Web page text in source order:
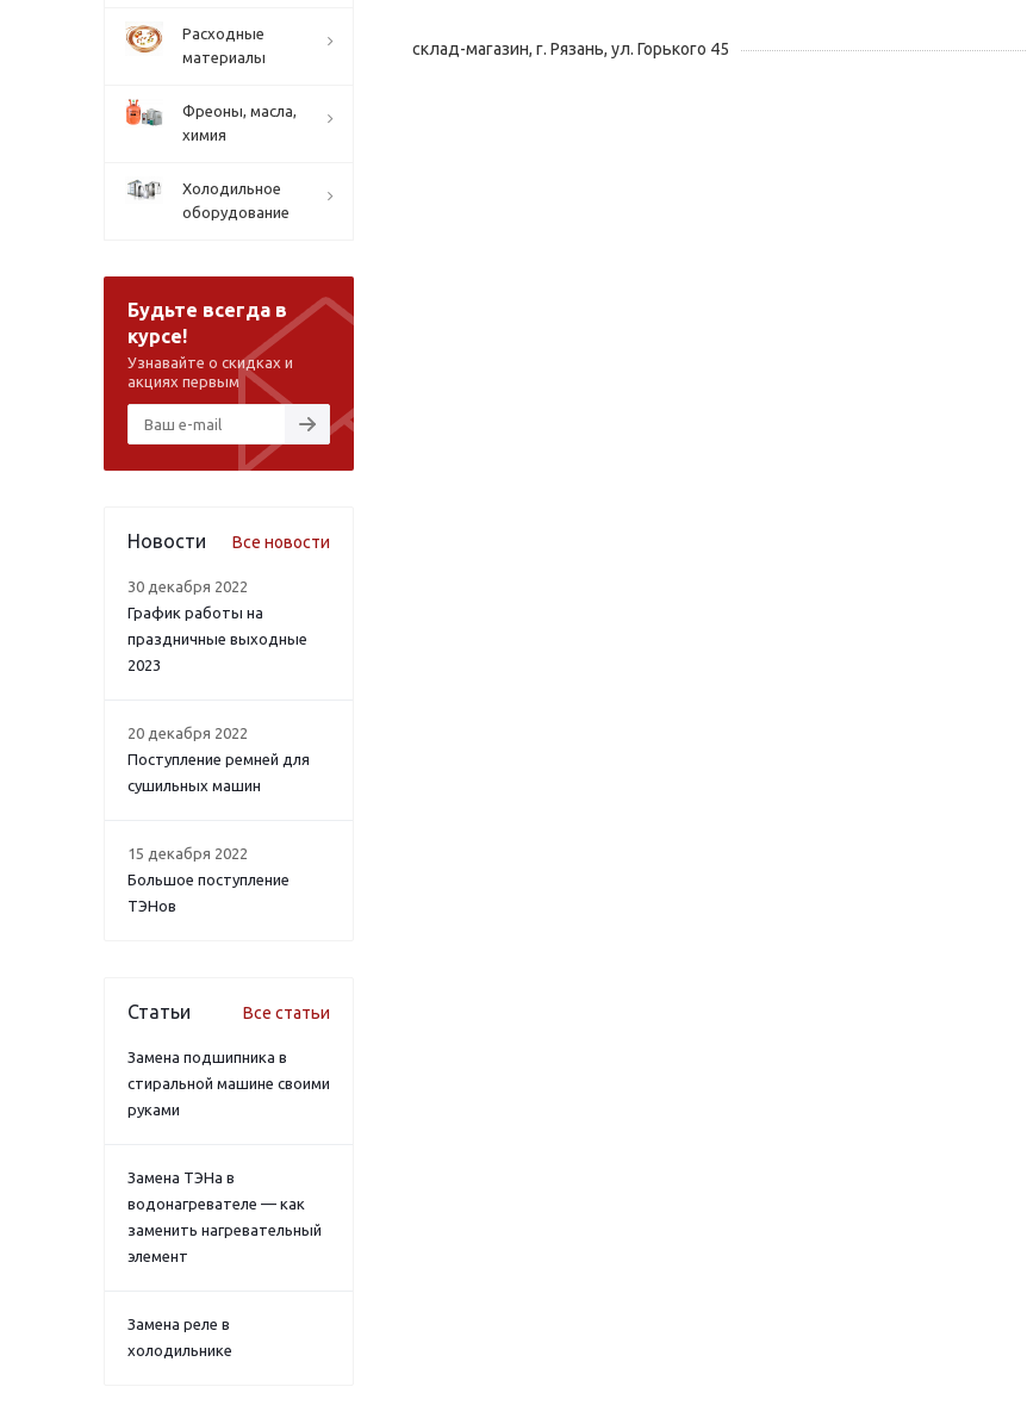
склад-магазин, г. Рязань, ул. Горького 45
Расходные
материалы
Фреоны, масла,
химия
Холодильное
оборудование
Будьте всегда в
курсе!
Узнавайте о скидках и
акциях первым
Новости Все новости
30 декабря 2022
График работы на
праздничные выходные
2023
20 декабря 2022
Поступление ремней для
сушильных машин
15 декабря 2022
Большое поступление
ТЭНов
Статьи Все статьи
Замена подшипника в
стиральной машине своими
руками
Замена ТЭНа в
водонагревателе — как
заменить нагревательный
элемент
Замена реле в
холодильнике